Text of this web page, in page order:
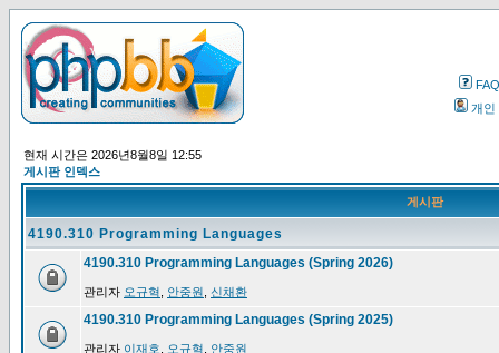
FAQ
개인
현재 시간은 2026년8월8일 12:55
게시판 인덱스
게시판
4190.310 Programming Languages
4190.310 Programming Languages (Spring 2026)
관리자 오규혁 안중원 신채환
4190.310 Programming Languages (Spring 2025)
관리자 이재호 오규혁 안중원